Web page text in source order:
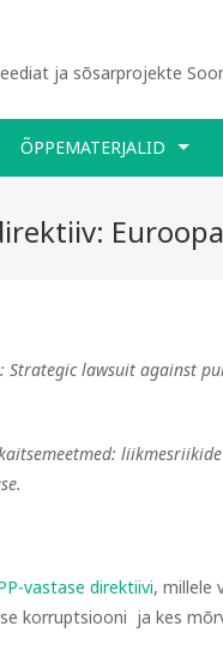
ja sõsarprojekte
ÕPPEMATERJALID
Strategic lawsuit against
vastase direktiivi, millele
korruptsiooni ja kes